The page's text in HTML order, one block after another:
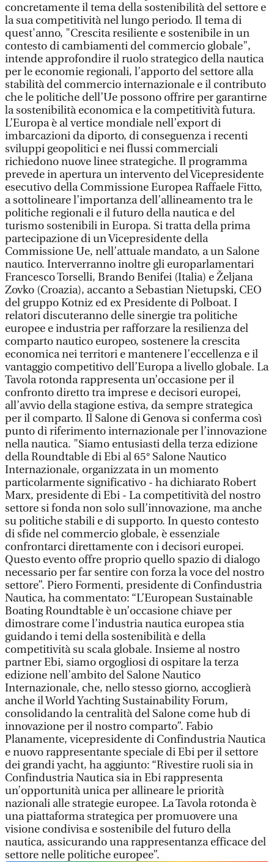
concretamente il tema della sostenibilità del settore e
la sua competitività nel lungo periodo. Il tema di
quest'anno, "Crescita resiliente e sostenibile in un
contesto di cambiamenti del commercio globale",
intende approfondire il ruolo strategico della nautica
per le economie regionali, l’apporto del settore alla
stabilità del commercio internazionale e il contributo
che le politiche dell’Ue possono offrire per garantirne
la sostenibilità economica e la competitività futura.
L’Europa è al vertice mondiale nell’export di
imbarcazioni da diporto, di conseguenza i recenti
sviluppi geopolitici e nei flussi commerciali
richiedono nuove linee strategiche. Il programma
prevede in apertura un intervento del Vicepresidente
esecutivo della Commissione Europea Raffaele Fitto,
a sottolineare l’importanza dell’allineamento tra le
politiche regionali e il futuro della nautica e del
turismo sostenibili in Europa. Si tratta della prima
partecipazione di un Vicepresidente della
Commissione Ue, nell’attuale mandato, a un Salone
nautico. Interverranno inoltre gli europarlamentari
Francesco Torselli, Brando Benifei (Italia) e Željana
Zovko (Croazia), accanto a Sebastian Nietupski, CEO
del gruppo Kotniz ed ex Presidente di Polboat. I
relatori discuteranno delle sinergie tra politiche
europee e industria per rafforzare la resilienza del
comparto nautico europeo, sostenere la crescita
economica nei territori e mantenere l’eccellenza e il
vantaggio competitivo dell’Europa a livello globale. La
Tavola rotonda rappresenta un’occasione per il
confronto diretto tra imprese e decisori europei,
all’avvio della stagione estiva, da sempre strategica
per il comparto. Il Salone di Genova si conferma così
punto di riferimento internazionale per l’innovazione
nella nautica. "Siamo entusiasti della terza edizione
della Roundtable di Ebi al 65° Salone Nautico
Internazionale, organizzata in un momento
particolarmente significativo - ha dichiarato Robert
Marx, presidente di Ebi - La competitività del nostro
settore si fonda non solo sull’innovazione, ma anche
su politiche stabili e di supporto. In questo contesto
di sfide nel commercio globale, è essenziale
confrontarci direttamente con i decisori europei.
Questo evento offre proprio quello spazio di dialogo
necessario per far sentire con forza la voce del nostro
settore”. Piero Formenti, presidente di Confindustria
Nautica, ha commentato: “L’European Sustainable
Boating Roundtable è un’occasione chiave per
dimostrare come l’industria nautica europea stia
guidando i temi della sostenibilità e della
competitività su scala globale. Insieme al nostro
partner Ebi, siamo orgogliosi di ospitare la terza
edizione nell’ambito del Salone Nautico
Internazionale, che, nello stesso giorno, accoglierà
anche il World Yachting Sustainability Forum,
consolidando la centralità del Salone come hub di
innovazione per il nostro comparto”. Fabio
Planamente, vicepresidente di Confindustria Nautica
e nuovo rappresentante speciale di Ebi per il settore
dei grandi yacht, ha aggiunto: “Rivestire ruoli sia in
Confindustria Nautica sia in Ebi rappresenta
un’opportunità unica per allineare le priorità
nazionali alle strategie europee. La Tavola rotonda è
una piattaforma strategica per promuovere una
visione condivisa e sostenibile del futuro della
nautica, assicurando una rappresentanza efficace del
settore nelle politiche europee”.